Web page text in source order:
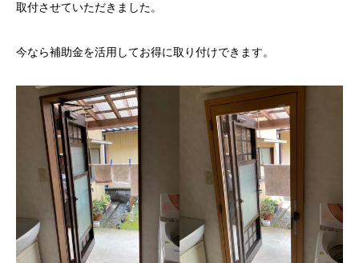
取付させていただきました。
今なら補助金を活用してお得に取り付けできます。